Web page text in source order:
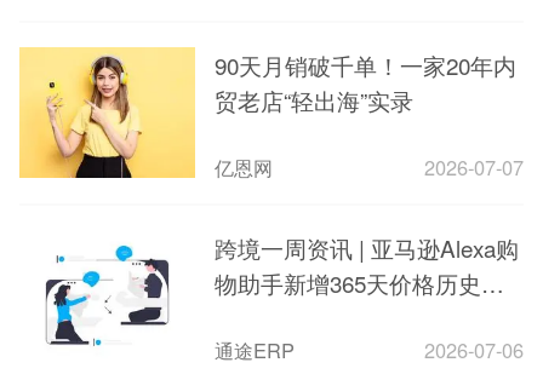
90天月销破千单！一家20年内
贸老店“轻出海”实录
亿恩网 2026-07-07
跨境一周资讯 | 亚马逊Alexa购
物助手新增365天价格历史查
通途ERP 2026-07-06